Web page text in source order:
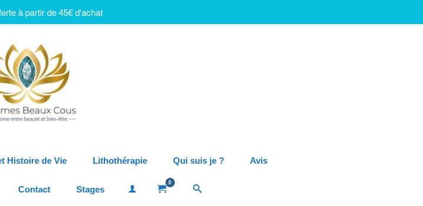
Histoire de Vie Lithothérapie Qui suis je ? Avis
Contact Stages
0
à partir de 45€ d'achat